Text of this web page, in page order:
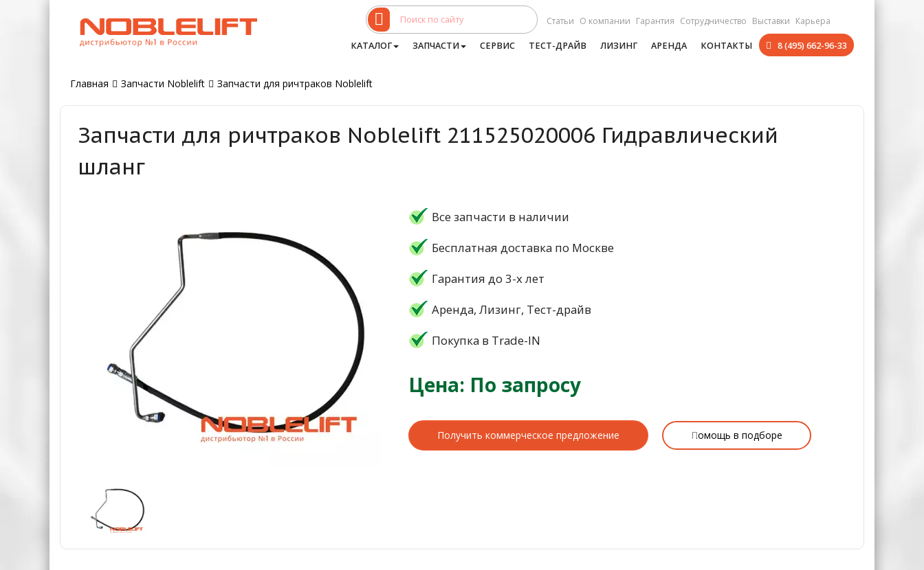
Статьи О компании Гарантия Сотрудничество Выставки Карьера
КАТАЛОГ ЗАПЧАСТИ СЕРВИС ТЕСТ-ДРАЙВ ЛИЗИНГ АРЕНДА КОНТАКТЫ 8 (495) 662-96-33
Главная Запчасти Noblelift Запчасти для ричтраков Noblelift
Запчасти для ричтраков Noblelift 211525020006 Гидравлический
шланг
Все запчасти в наличии
Бесплатная доставка по Москве
Гарантия до 3-х лет
Аренда, Лизинг, Тест-драйв
Покупка в Trade-IN
Цена: По запросу
Получить коммерческое предложение Помощь в подборе